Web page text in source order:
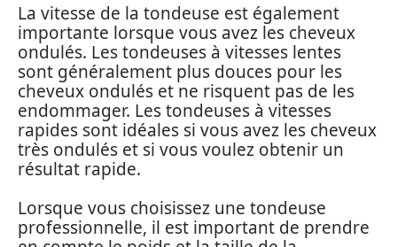
La vitesse de la tondeuse est également
importante lorsque vous avez les cheveux
ondulés. Les tondeuses à vitesses lentes
sont généralement plus douces pour les
cheveux ondulés et ne risquent pas de les
endommager. Les tondeuses à vitesses
rapides sont idéales si vous avez les cheveux
très ondulés et si vous voulez obtenir un
résultat rapide.
Lorsque vous choisissez une tondeuse
professionnelle, il est important de prendre